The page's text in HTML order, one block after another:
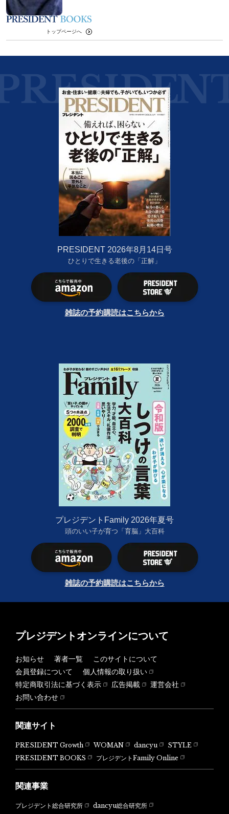
トップページへ
PRESIDENT 2026年8月14日号
ひとりで生きる老後の「正解」
雑誌の予約購読はこちらから
プレジデントFamily 2026年夏号
頭のいい子が育つ「育脳」大百科
雑誌の予約購読はこちらから
プレジデントオンラインについて
お知らせ 著者一覧
このサイトについて
会員登録について
個人情報の取り扱い
特定商取引法に基づく表示
広告掲載
運営会社
お問い合わせ
関連サイト
PRESIDENT Growth WOMAN dancyu
STYLE
PRESIDENT BOOKS
プレジデントFamily Online
関連事業
プレジデント総合研究所 dancyu総合研究所